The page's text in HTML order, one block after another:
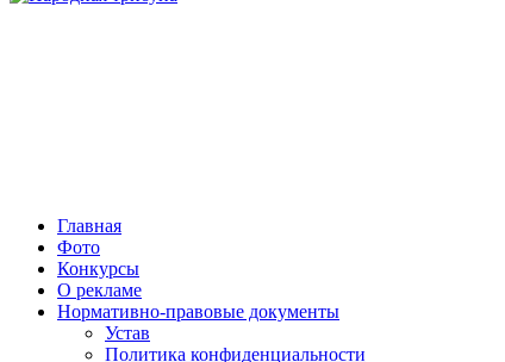
Народная трибуна
Калининская районная газета
Главная
Фото
Конкурсы
О рекламе
Нормативно-правовые документы
Устав
Политика конфиденциальности